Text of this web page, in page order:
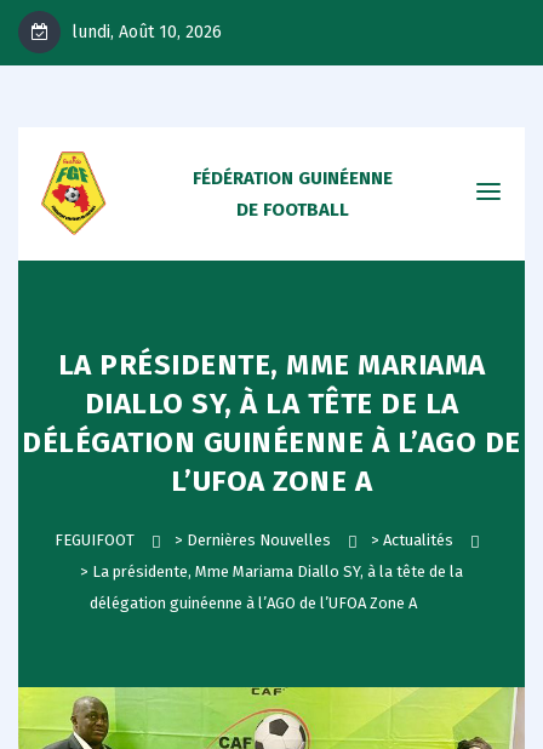
lundi, Août 10, 2026
FÉDÉRATION GUINÉENNE
DE FOOTBALL
LA PRÉSIDENTE, MME MARIAMA
DIALLO SY, À LA TÊTE DE LA
DÉLÉGATION GUINÉENNE À L’AGO DE
L’UFOA ZONE A
FEGUIFOOT > Dernières Nouvelles > Actualités
> La présidente, Mme Mariama Diallo SY, à la tête de la
délégation guinéenne à l’AGO de l’UFOA Zone A